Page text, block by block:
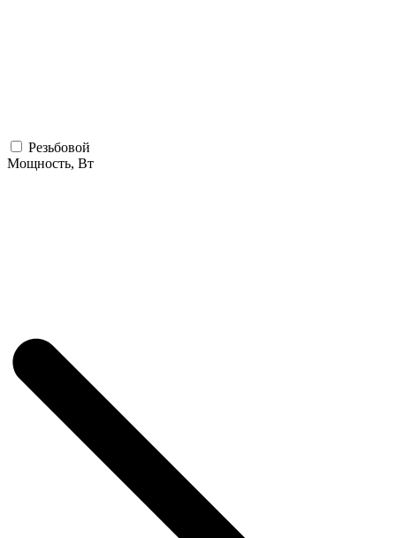
Резьбовой
Мощность, Вт